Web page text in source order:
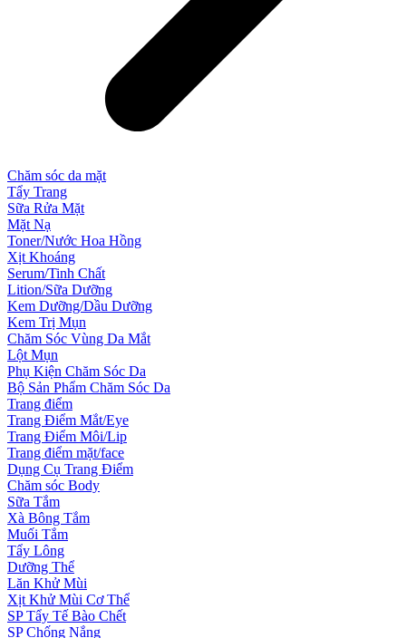
Chăm sóc da mặt
Tẩy Trang
Sữa Rửa Mặt
Mặt Nạ
Toner/Nước Hoa Hồng
Xịt Khoáng
Serum/Tinh Chất
Lition/Sữa Dưỡng
Kem Dưỡng/Dầu Dưỡng
Kem Trị Mụn
Chăm Sóc Vùng Da Mắt
Lột Mụn
Phụ Kiện Chăm Sóc Da
Bộ Sản Phẩm Chăm Sóc Da
Trang điểm
Trang Điểm Mắt/Eye
Trang Điểm Môi/Lip
Trang điểm mặt/face
Dụng Cụ Trang Điểm
Chăm sóc Body
Sữa Tắm
Xà Bông Tắm
Muối Tắm
Tẩy Lông
Dưỡng Thể
Lăn Khử Mùi
Xịt Khử Mùi Cơ Thể
SP Tẩy Tế Bào Chết
SP Chống Nắng